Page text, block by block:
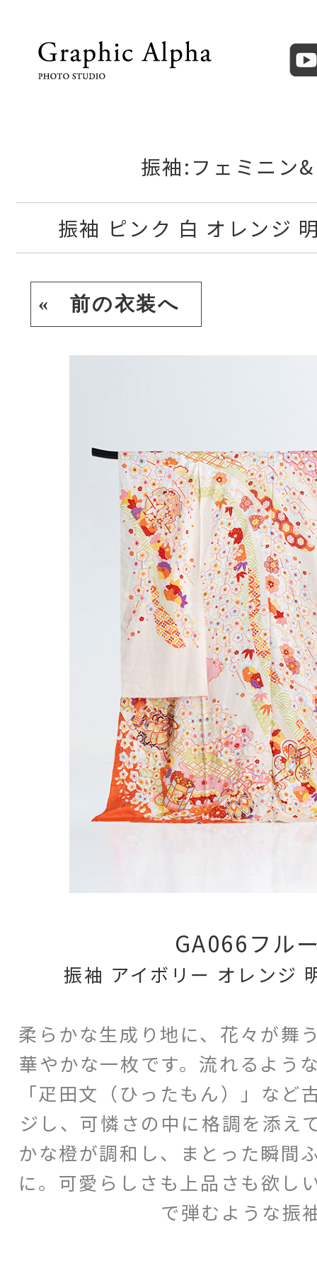
振袖:フェミニン
振袖 ピンク 白 オレンジ
« 前の衣装へ
GA066フル
振袖 アイボリー オレンジ
柔らかな生成り地に、花々が舞
華やかな一枚です。流れるよう
「疋田文（ひったもん）」など
ジし、可憐さの中に格調を添え
かな橙が調和し、まとった瞬間
に。可愛らしさも上品さも欲し
で弾むような振